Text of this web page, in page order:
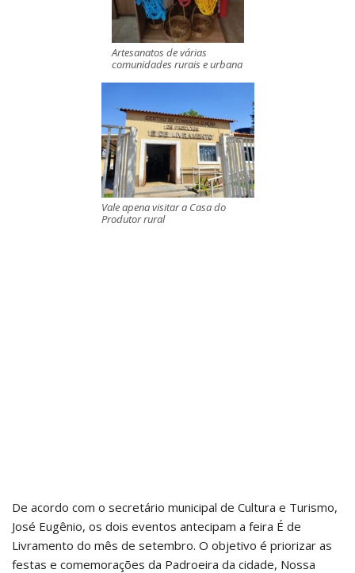
Artesanatos de várias
comunidades rurais e urbana
Vale apena visitar a Casa do
Produtor rural
De acordo com o secretário municipal de Cultura e Turismo,
José Eugênio, os dois eventos antecipam a feira É de
Livramento do mês de setembro. O objetivo é priorizar as
festas e comemorações da Padroeira da cidade, Nossa